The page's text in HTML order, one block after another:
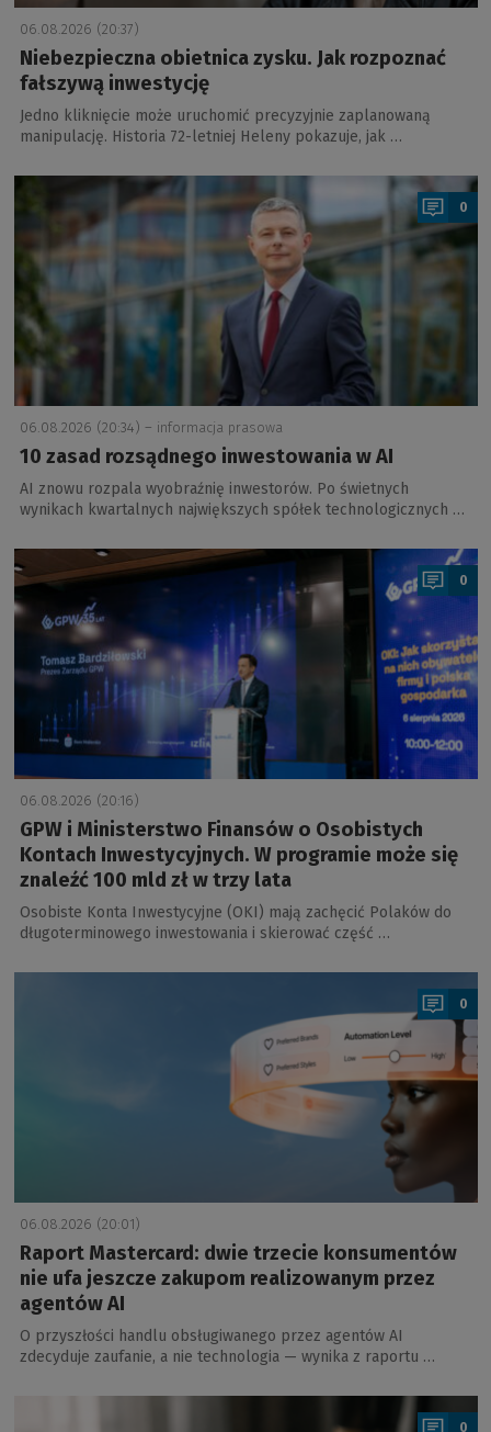
06.08.2026 (20:37)
Niebezpieczna obietnica zysku. Jak rozpoznać
fałszywą inwestycję
Jedno kliknięcie może uruchomić precyzyjnie zaplanowaną
manipulację. Historia 72-letniej Heleny pokazuje, jak …
a
0
06.08.2026 (20:34) – informacja prasowa
10 zasad rozsądnego inwestowania w AI
AI znowu rozpala wyobraźnię inwestorów. Po świetnych
wynikach kwartalnych największych spółek technologicznych …
a
0
06.08.2026 (20:16)
GPW i Ministerstwo Finansów o Osobistych
Kontach Inwestycyjnych. W programie może się
znaleźć 100 mld zł w trzy lata
Osobiste Konta Inwestycyjne (OKI) mają zachęcić Polaków do
długoterminowego inwestowania i skierować część …
a
0
06.08.2026 (20:01)
Raport Mastercard: dwie trzecie konsumentów
nie ufa jeszcze zakupom realizowanym przez
agentów AI
O przyszłości handlu obsługiwanego przez agentów AI
zdecyduje zaufanie, a nie technologia — wynika z raportu …
0